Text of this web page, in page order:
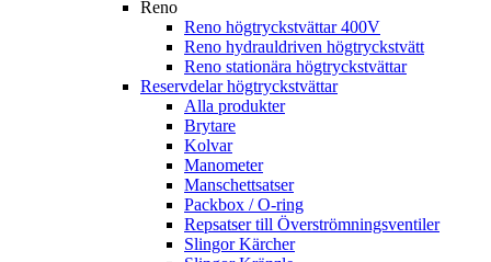
Reno
Reno högtryckstvättar 400V
Reno hydrauldriven högtryckstvätt
Reno stationära högtryckstvättar
Reservdelar högtryckstvättar
Alla produkter
Brytare
Kolvar
Manometer
Manschettsatser
Packbox / O-ring
Repsatser till Överströmningsventiler
Slingor Kärcher